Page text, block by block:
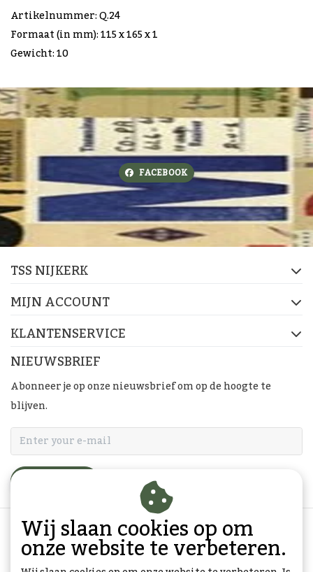
Artikelnummer: Q.24
Formaat (in mm): 115 x 165 x 1
Gewicht: 10
FACEBOOK
TSS NIJKERK
MIJN ACCOUNT
KLANTENSERVICE
NIEUWSBRIEF
Abonneer je op onze nieuwsbrief om op de hoogte te
blijven.
Wij slaan cookies op om
onze website te verbeteren.